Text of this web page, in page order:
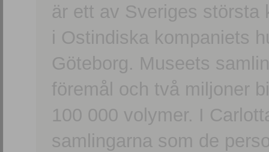
är ett av Sveriges största
i Ostindiska kompaniets
Göteborg. Museets
föremål och två miljoner
100 000 volymer. I
samlingarna som de